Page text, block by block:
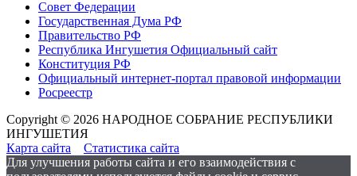
Совет Федерации
Государственная Дума РФ
Правительство РФ
Республика Ингушетия Официальный сайт
Конституция РФ
Официальный интернет-портал правовой информации
Росреестр
Copyright © 2026 НАРОДНОЕ СОБРАНИЕ РЕСПУБЛИКИ
ИНГУШЕТИЯ
Карта сайта
Статистика сайта
Для улучшения работы сайта и его взаимодействия с